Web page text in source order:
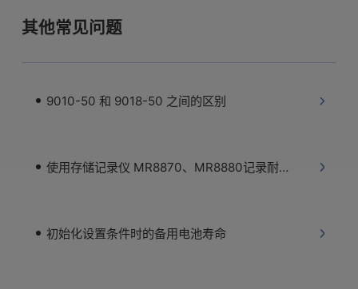
其他常见问题
9010-50 和 9018-50 之间的区别
使用存储记录仪 MR8870、MR8880记录耐压测试仪的模拟输出
初始化设置条件时的备用电池寿命